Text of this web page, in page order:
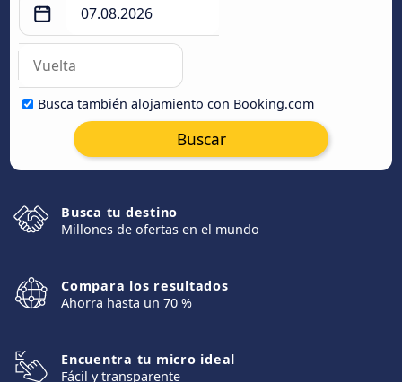
Busca también alojamiento con Booking.com
Buscar
Busca tu destino
Millones de ofertas en el mundo
Compara los resultados
Ahorra hasta un 70 %
Encuentra tu micro ideal
Fácil y transparente